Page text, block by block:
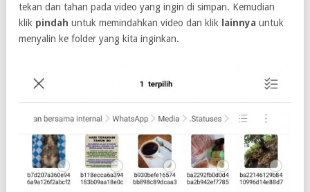
tekan dan tahan pada video yang ingin di simpan. Kemudian
klik pindah untuk memindahkan video dan klik lainnya untuk
menyalin ke folder yang kita inginkan.